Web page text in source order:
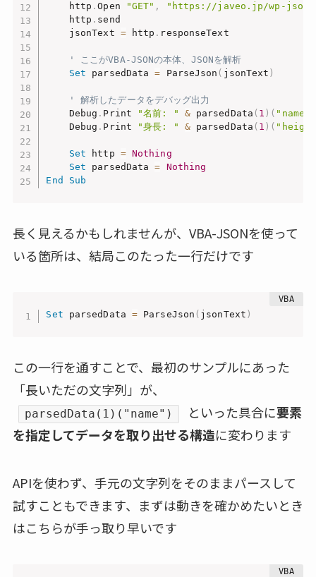
    http
.Open "GET" ,
"https://javeo.jp/wp-
    http
. send
    jsonText
= http . responseText
' ここがVBA-JSONの本体、JSONを解析
Set parsedData = ParseJson ( jsonText )
' 解析したデータをデバッグ出力
    Debug
. Print "名前: " & parsedData ( 1 ) ( "name"
    Debug
. Print "身長: " & parsedData ( 1 ) (
Set http = Nothing
Set parsedData = Nothing
End
Sub
長く見えるかもしれませんが、VBA-JSONを使って
いる箇所は、結局このたった一行だけです
Set parsedData = ParseJson ( jsonText )
この一行を通すことで、最初のサンプルにあった
「長いただの文字列」が、
parsedData(1)("name") といった具合に要素
を指定してデータを取り出せる構造に変わります
APIを使わず、手元の文字列をそのままパースして
試すこともできます、まずは動きを確かめたいとき
はこちらが手っ取り早いです